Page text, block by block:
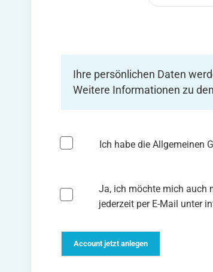
Ihre persönlichen Daten
Weitere Informationen zu
Ich habe die Allgemeinen
Ja, ich möchte mich auch
jederzeit per E-Mail unter